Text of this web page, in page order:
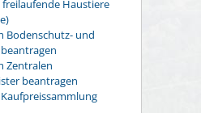
Haustiere
Bodenschutz- und
Zentralen
beantragen